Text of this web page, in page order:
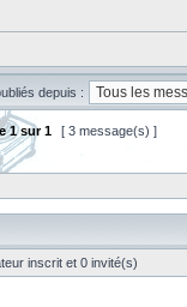
depuis :
1sur1 [ 3 message(s) ]
inscrit et 0 invité(s)